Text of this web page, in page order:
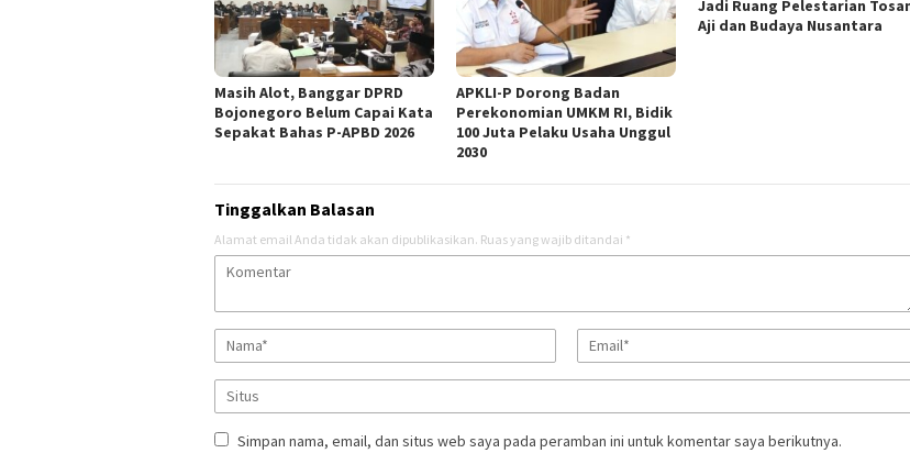
Masih Alot, Banggar DPRD
Bojonegoro Belum Capai Kata
Sepakat Bahas P-APBD 2026
APKLI-P Dorong Badan
Perekonomian UMKM RI, Bidik
100 Juta Pelaku Usaha Unggul
2030
Jadi Ruang Pelestarian
Aji dan Budaya Nusantara
Tinggalkan Balasan
Alamat email Anda tidak akan dipublikasikan. Ruas yang wajib ditandai *
Simpan nama, email, dan situs web saya pada peramban ini untuk komentar saya berikutnya.